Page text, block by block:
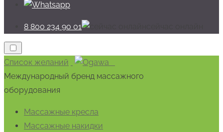
8 800 234 90 01
Список желаний
Международный бренд массажного
оборудования
Массажные кресла
Массажные накидки